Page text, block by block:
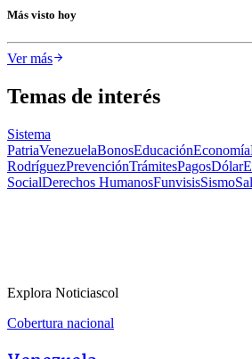
Más visto hoy
Ver más
Temas de interés
Sistema
PatriaVenezuelaBonosEducaciónEconomía
RodríguezPrevenciónTrámitesPagosDólar
SocialDerechos HumanosFunvisisSismo
Explora Noticiascol
Cobertura nacional